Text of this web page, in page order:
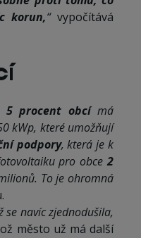
korun,“vypočítává
5 procent obcímá
kWp, které umožňují
podpory, která je k
pro obce2
To je ohromná
se navíc zjednodušila,
město už má další